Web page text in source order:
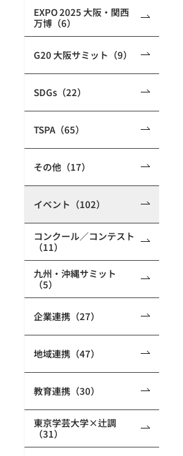
EXPO 2025 大阪・関西
万博（6）
G20 大阪サミット（9）
SDGs（22）
TSPA（65）
その他（17）
イベント（102）
コンクール／コンテスト
（11）
九州・沖縄サミット
（5）
企業連携（27）
地域連携（47）
教育連携（30）
東京学芸大学×辻調
（31）